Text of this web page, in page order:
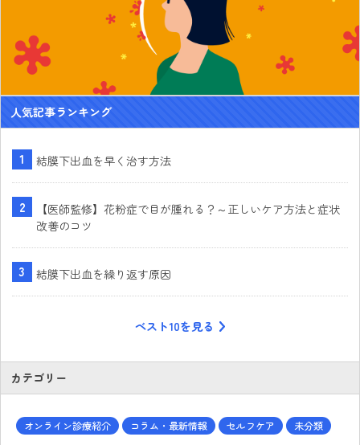
人気記事ランキング
結膜下出血を早く治す方法
【医師監修】花粉症で目が腫れる？～正しいケア方法と症状
改善のコツ
結膜下出血を繰り返す原因
ベスト10を見る
カテゴリー
オンライン診療紹介 コラム・最新情報 セルフケア 未分類